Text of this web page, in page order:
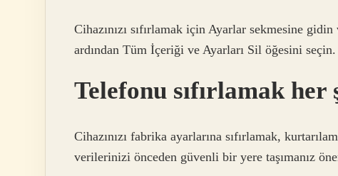
Cihazınızı sıfırlamak için Ayarlar sekmesine
ardından Tüm İçeriği ve Ayarları Sil öğesini seçin.
Telefonu sıfırlamak her
Cihazınızı fabrika ayarlarına sıfırlamak,
verilerinizi önceden güvenli bir yere taşımanız